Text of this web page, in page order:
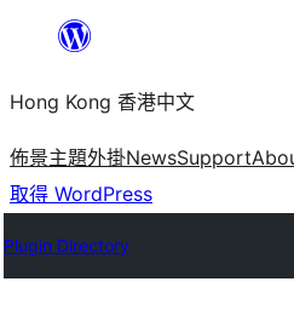
主
要
內
容
Hong Kong 香港中文
佈景主題外掛NewsSupport
取得 WordPress
Plugin Directory